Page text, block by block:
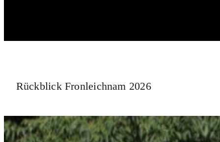
Rückblick Fronleichnam 2026